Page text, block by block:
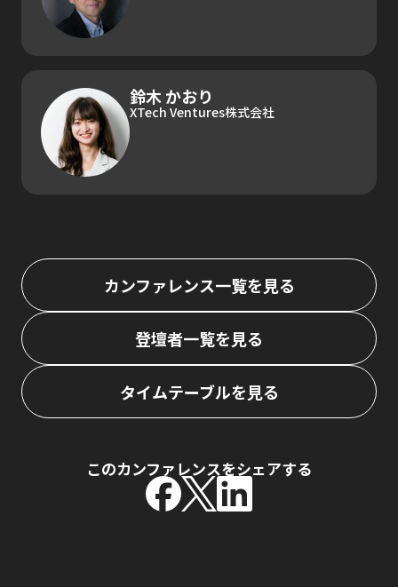
鈴木 かおり
XTech Ventures株式会社
カンファレンス一覧を見る
登壇者一覧を見る
タイムテーブルを見る
このカンファレンスをシェアする